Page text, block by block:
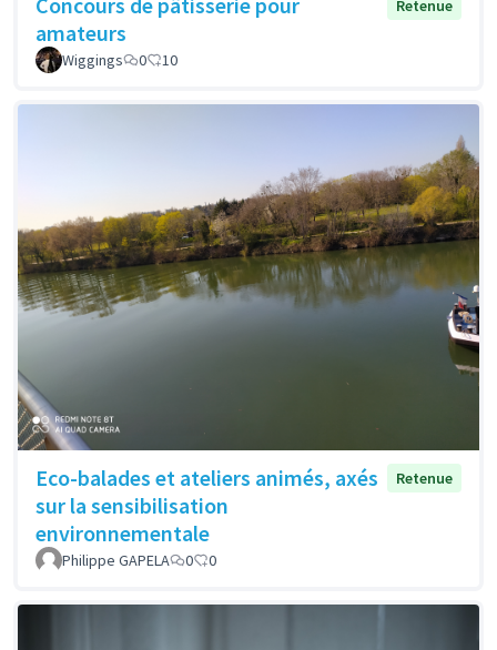
amateurs
Retenue
Wiggings 0 10
Eco-balades et ateliers animés, axés
sur la sensibilisation
environnementale
Retenue
Philippe GAPELA 0 0